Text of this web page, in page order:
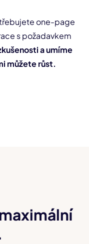
one-page
s požadavkem
a umíme
můžete růst.